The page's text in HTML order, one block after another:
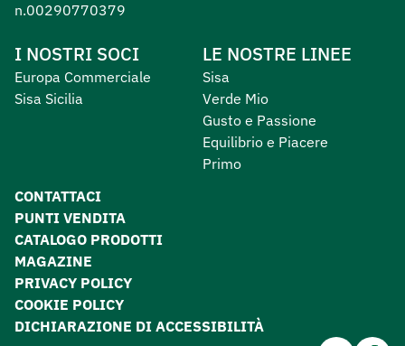
n.00290770379
I NOSTRI SOCI
Europa Commerciale
Sisa Sicilia
LE NOSTRE LINEE
Sisa
Verde Mio
Gusto e Passione
Equilibrio e Piacere
Primo
CONTATTACI
PUNTI VENDITA
CATALOGO PRODOTTI
MAGAZINE
PRIVACY POLICY
COOKIE POLICY
DICHIARAZIONE DI ACCESSIBILITÀ